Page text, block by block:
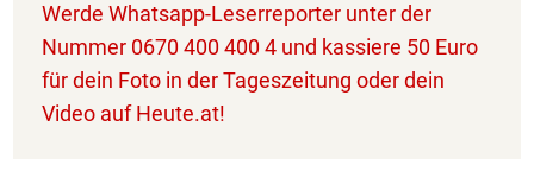
Werde Whatsapp-Leserreporter unter der
Nummer 0670 400 400 4 und kassiere 50 Euro
für dein Foto in der Tageszeitung oder dein
Video auf Heute.at!